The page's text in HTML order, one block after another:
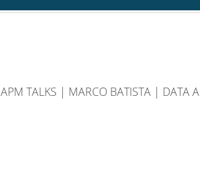
APM TALKS | MARCO BATISTA | DATA